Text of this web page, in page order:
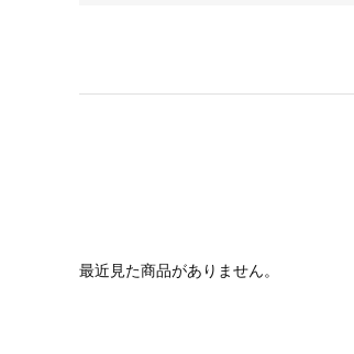
最近見た商品がありません。